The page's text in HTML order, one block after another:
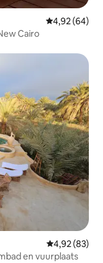
Gemiddelde
4,92 (64)
Cairo
Gemiddelde
4,92 (83)
en vuurplaats